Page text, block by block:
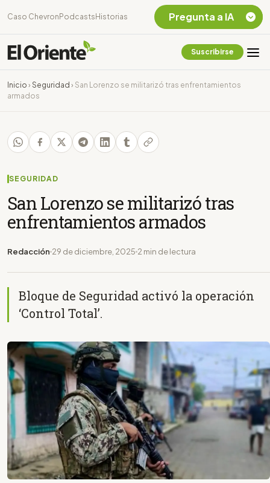
Caso Chevron Podcasts Historias
Suscribirse
Inicio › Seguridad › San Lorenzo se militarizó tras enfrentamientos
armados
SEGURIDAD
San Lorenzo se militarizó tras
enfrentamientos armados
Redacción 29 de diciembre, 2025 2 min de lectura
Bloque de Seguridad activó la operación
‘Control Total’.
Pregunta a IA
Chevron Ecuador